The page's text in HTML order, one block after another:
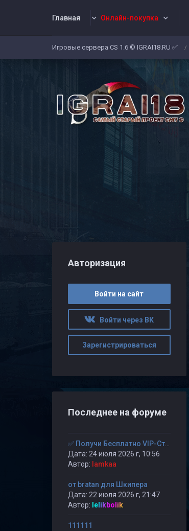
Главная Онлайн-покупка
Игровые сервера CS 1.6 © IGRAI18.RU ✅ /
Авторизация
Войти на сайт
Войти через ВК
Зарегистрироваться
Последнее на форуме
Дата: 24 июля 2026 г, 10:56
Автор: lamkaa
от bratan для Шкипера
Дата: 22 июля 2026 г, 21:47
Автор: lelikbolik
111111